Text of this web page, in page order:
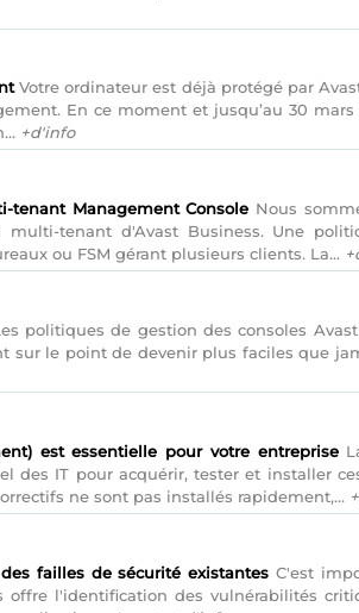
Votre ordinateur est déjà protégé par
En ce moment et jusqu’au 30
+d'info
tenant Management Console Nous
tenant d'Avast Business. Une
ou FSM gérant plusieurs clients. La...
politiques de gestion des consoles
sur le point de devenir plus faciles que
est essentielle pour votre entreprise
des IT pour acquérir, tester et installer
ne sont pas installés rapidement,...
failles de sécurité existantes C'est
offre l'identification des vulnérabilités